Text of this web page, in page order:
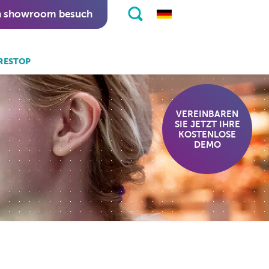
showroom besuch
software.
software.
VEREINBAREN
SIE JETZT IHRE
KOSTENLOSE
DEMO